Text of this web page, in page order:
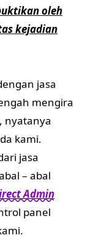
oleh
kejadian
jasa
mengira
nyatanya
kami.
jasa
– abal
Admin
panel